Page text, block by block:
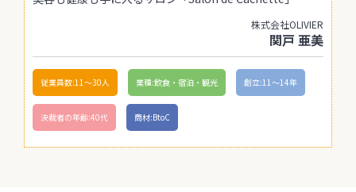
株式会社OLIVIER
関戸 亜美
従業員数:11〜30人 業種:飲食・宿泊・観光 創立:11〜14年
決裁者の年齢:40代 商材:BtoC